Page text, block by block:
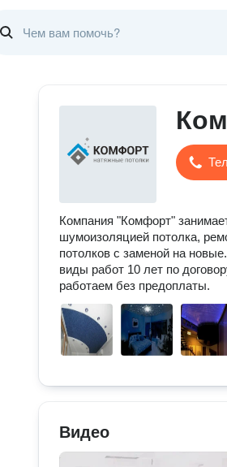
Компания "Комфорт"
шумоизоляцией потолка,
потолков с заменой на
виды работ 10 лет по
работаем без предоплаты.
Видео